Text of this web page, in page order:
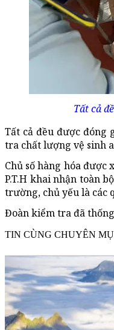
Tất cả
Tất cả đều được đóng
tra chất lượng vệ sinh
Chủ số hàng hóa được
P.T.H khai nhận toàn
trường, chủ yếu là các
Đoàn kiểm tra đã
TIN CÙNG CHUYÊN